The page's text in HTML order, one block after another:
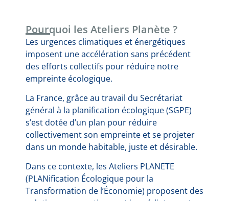
Pourquoi les Ateliers Planète ?
Les urgences climatiques et énergétiques
imposent une accélération sans précédent
des efforts collectifs pour réduire notre
empreinte écologique.
La France, grâce au travail du Secrétariat
général à la planification écologique (SGPE)
s’est dotée d’un plan pour réduire
collectivement son empreinte et se projeter
dans un monde habitable, juste et désirable.
Dans ce contexte, les Ateliers PLANETE
(PLANification Écologique pour la
Transformation de l’Économie) proposent des